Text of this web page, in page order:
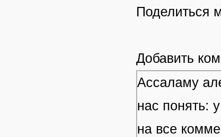
Поделиться
Добавить
Ассаламу
нас понять:
на все